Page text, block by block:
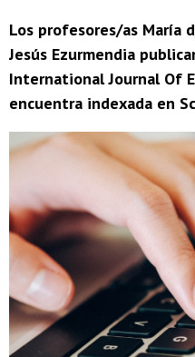
Los profesores/as María
Jesús Ezurmendia
International Journal Of
encuentra indexada en